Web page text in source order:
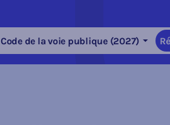
Code de la voie publique (2027)